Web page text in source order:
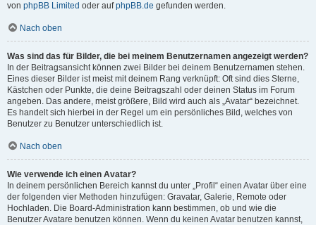
von phpBB Limited oder aufphpBB.de gefunden werden.
Nach oben
Was sind das für Bilder, die bei meinem Benutzernamen angezeigt werden?
In der Beitragsansicht können zwei Bilder bei deinem Benutzernamen stehen.
Eines dieser Bilder ist meist mit deinem Rang verknüpft: Oft sind dies Sterne,
Kästchen oder Punkte, die deine Beitragszahl oder deinen Status im Forum
angeben. Das andere, meist größere, Bild wird auch als „Avatar“ bezeichnet.
Es handelt sich hierbei in der Regel um ein persönliches Bild, welches von
Benutzer zu Benutzer unterschiedlich ist.
Nach oben
Wie verwende ich einen Avatar?
In deinem persönlichen Bereich kannst du unter „Profil“ einen Avatar über eine
der folgenden vier Methoden hinzufügen: Gravatar, Galerie, Remote oder
Hochladen. Die Board-Administration kann bestimmen, ob und wie die
Benutzer Avatare benutzen können. Wenn du keinen Avatar benutzen kannst,